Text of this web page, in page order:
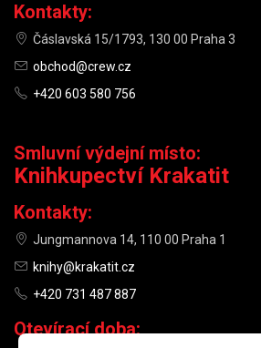
Kontakty:
Čáslavská 15/1793, 130 00 Praha 3
obchod@crew.cz
+420 603 580 756
Smluvní výdejní místo:
Knihkupectví Krakatit
Kontakty:
Jungmannova 14, 110 00 Praha 1
knihy@krakatit.cz
+420 731 487 887
Otevírací doba: